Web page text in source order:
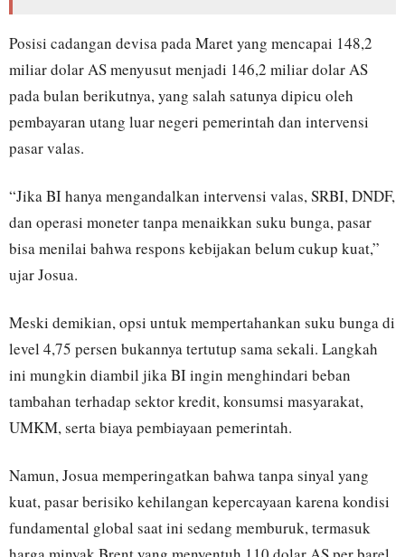
Posisi cadangan devisa pada Maret yang mencapai 148,2
miliar dolar AS menyusut menjadi 146,2 miliar dolar AS
pada bulan berikutnya, yang salah satunya dipicu oleh
pembayaran utang luar negeri pemerintah dan intervensi
pasar valas.
“Jika BI hanya mengandalkan intervensi valas, SRBI, DNDF,
dan operasi moneter tanpa menaikkan suku bunga, pasar
bisa menilai bahwa respons kebijakan belum cukup kuat,”
ujar Josua.
Meski demikian, opsi untuk mempertahankan suku bunga di
level 4,75 persen bukannya tertutup sama sekali. Langkah
ini mungkin diambil jika BI ingin menghindari beban
tambahan terhadap sektor kredit, konsumsi masyarakat,
UMKM, serta biaya pembiayaan pemerintah.
Namun, Josua memperingatkan bahwa tanpa sinyal yang
kuat, pasar berisiko kehilangan kepercayaan karena kondisi
fundamental global saat ini sedang memburuk, termasuk